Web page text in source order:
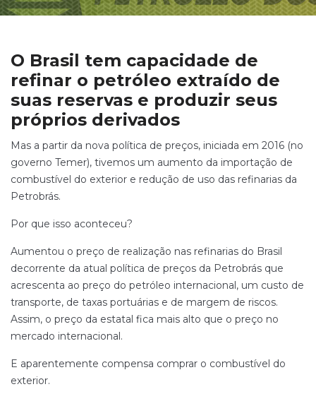
O Brasil tem capacidade de
refinar o petróleo extraído de
suas reservas e produzir seus
próprios derivados
Mas a partir da nova política de preços, iniciada em 2016 (no
governo Temer), tivemos um aumento da importação de
combustível do exterior e redução de uso das refinarias da
Petrobrás.
Por que isso aconteceu?
Aumentou o preço de realização nas refinarias do Brasil
decorrente da atual política de preços da Petrobrás que
acrescenta ao preço do petróleo internacional, um custo de
transporte, de taxas portuárias e de margem de riscos.
Assim, o preço da estatal fica mais alto que o preço no
mercado internacional.
E aparentemente compensa comprar o combustível do
exterior.